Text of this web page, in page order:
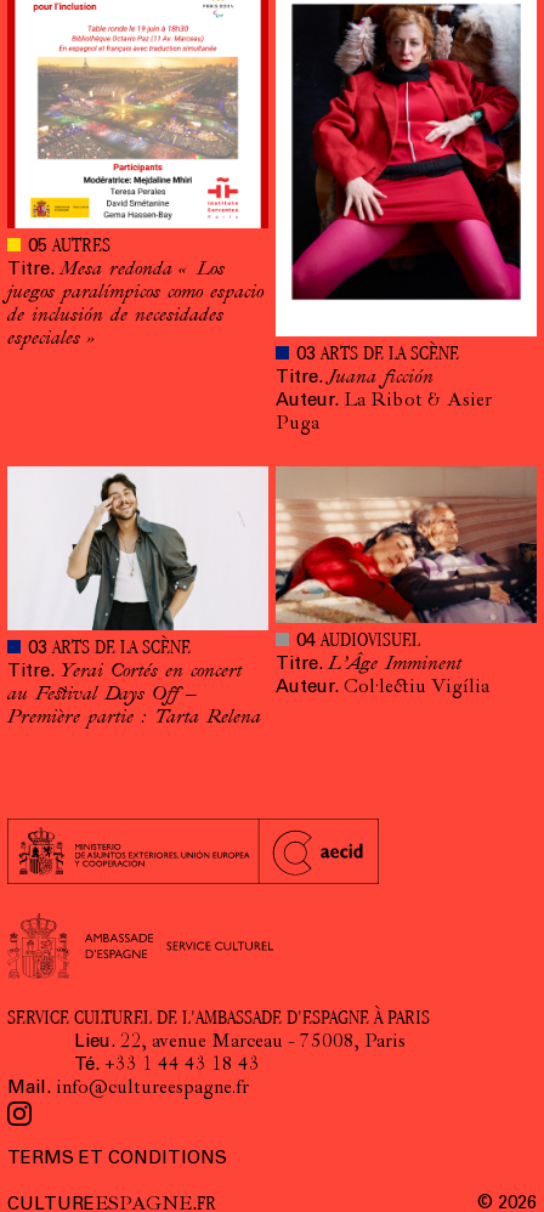
05 AUTRES
Titre. Mesa redonda « Los
juegos paralímpicos como espacio
de inclusión de necesidades
especiales »
03 ARTS DE LA SCÈNE
Titre. Juana ficción
Auteur. La Ribot & Asier
Puga
03 ARTS DE LA SCÈNE
Titre. Yerai Cortés en concert
au Festival Days Off –
Première partie : Tarta Relena
04 AUDIOVISUEL
Titre. L’Âge Imminent
Auteur. Col·lectiu Vigília
SERVICE CULTUREL DE L'AMBASSADE D'ESPAGNE À PARIS
Lieu. 22, avenue Marceau - 75008, Paris
Té. +33 1 44 43 18 43
Mail. info@cultureespagne.fr
TERMS ET CONDITIONS
CULTUREESPAGNE.FR © 2026